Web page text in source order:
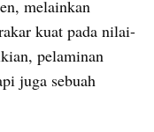
melainkan
kuat pada nilai-
pelaminan
juga sebuah